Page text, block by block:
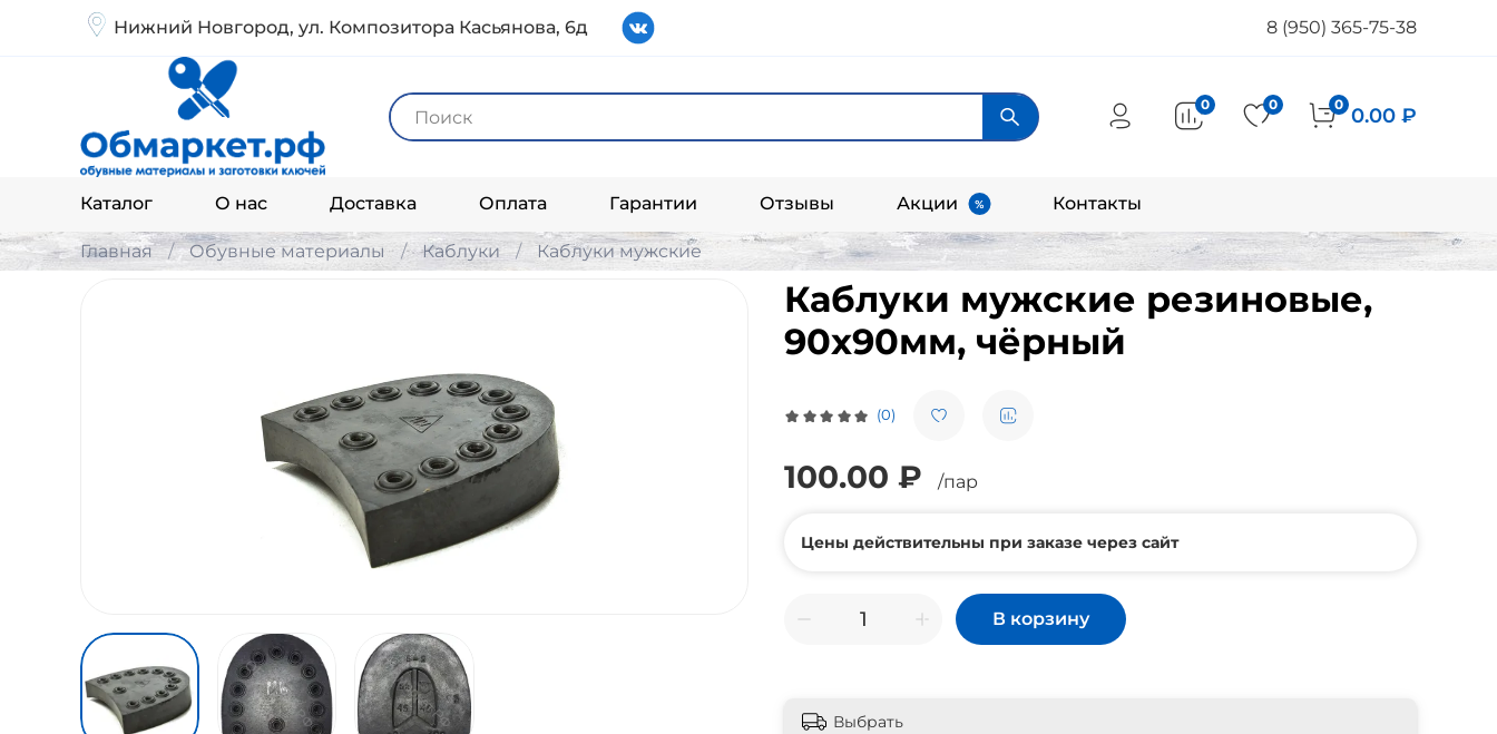
Нижний Новгород, ул. Композитора Касьянова, 6д 8 (950) 365-75-38
Каталог О нас Доставка Оплата Гарантии Отзывы Акции Контакты
0 0 0 0.00 ₽
Главная Обувные материалы Каблуки Каблуки мужские
(0)
Каблуки мужские резиновые,
90х90мм, чёрный
100.00 ₽ /пар
Цены действительны при заказе через сайт
В корзину
Выбрать